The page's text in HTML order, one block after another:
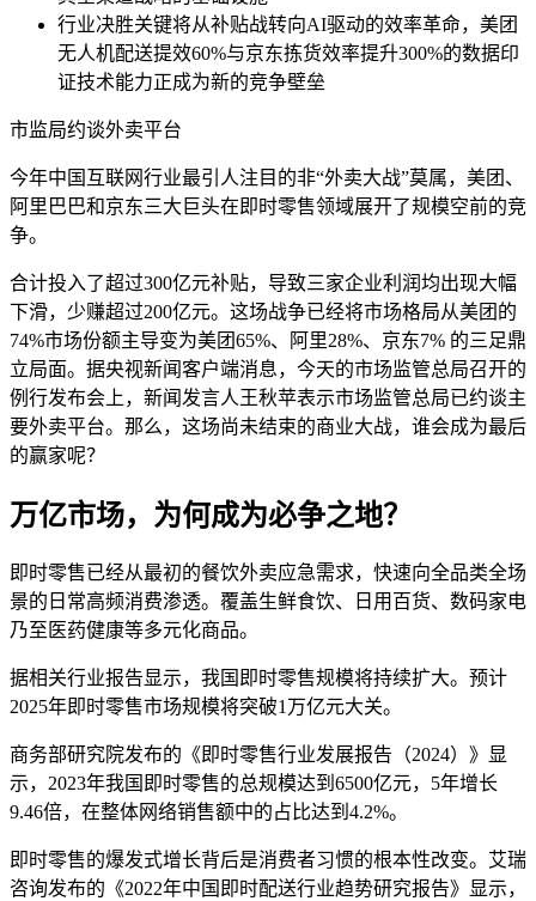
行业决胜关键将从补贴战转向AI驱动的效率革命，美团
无人机配送提效60%与京东拣货效率提升300%的数据印
证技术能力正成为新的竞争壁垒
市监局约谈外卖平台
今年中国互联网行业最引人注目的非“外卖大战”莫属，美团、
阿里巴巴和京东三大巨头在即时零售领域展开了规模空前的竞
争。
合计投入了超过300亿元补贴，导致三家企业利润均出现大幅
下滑，少赚超过200亿元。这场战争已经将市场格局从美团的
74%市场份额主导变为美团65%、阿里28%、京东7% 的三足鼎
立局面。据央视新闻客户端消息，今天的市场监管总局召开的
例行发布会上，新闻发言人王秋苹表示市场监管总局已约谈主
要外卖平台。那么，这场尚未结束的商业大战，谁会成为最后
的赢家呢？
万亿市场，为何成为必争之地？
即时零售已经从最初的餐饮外卖应急需求，快速向全品类全场
景的日常高频消费渗透。覆盖生鲜食饮、日用百货、数码家电
乃至医药健康等多元化商品。
据相关行业报告显示，我国即时零售规模将持续扩大。预计
2025年即时零售市场规模将突破1万亿元大关。
商务部研究院发布的《即时零售行业发展报告（2024）》显
示，2023年我国即时零售的总规模达到6500亿元，5年增长
9.46倍，在整体网络销售额中的占比达到4.2%。
即时零售的爆发式增长背后是消费者习惯的根本性改变。艾瑞
咨询发布的《2022年中国即时配送行业趋势研究报告》显示，